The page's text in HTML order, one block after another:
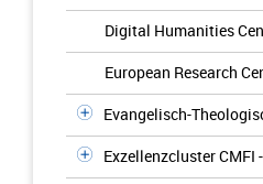
Digital Humanities
European Research
Evangelisch-
Exzellenzcluster